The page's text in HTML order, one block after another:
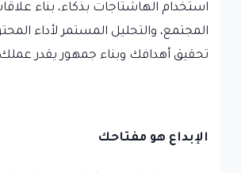
استخدام الهاشتاجات بذكاء، بناء
المجتمع، والتحليل المستمر لأداء
تحقيق أهدافك وبناء جمهور يقدر
الإبداع هو مفتاحك